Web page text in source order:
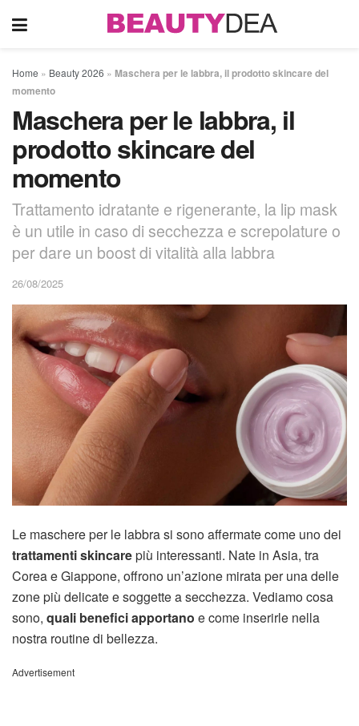
Home » Beauty 2026 » Maschera per le labbra, il prodotto skincare del
momento
Maschera per le labbra, il
prodotto skincare del
momento
Trattamento idratante e rigenerante, la lip mask
è un utile in caso di secchezza e screpolature o
per dare un boost di vitalità alla labbra
26/08/2025
Le maschere per le labbra si sono affermate come uno dei
trattamenti skincarepiù interessanti. Nate in Asia, tra
Corea e Giappone, offrono un’azione mirata per una delle
zone più delicate e soggette a secchezza. Vediamo cosa
sono, quali benefici apportano e come inserirle nella
nostra routine di bellezza.
Advertisement